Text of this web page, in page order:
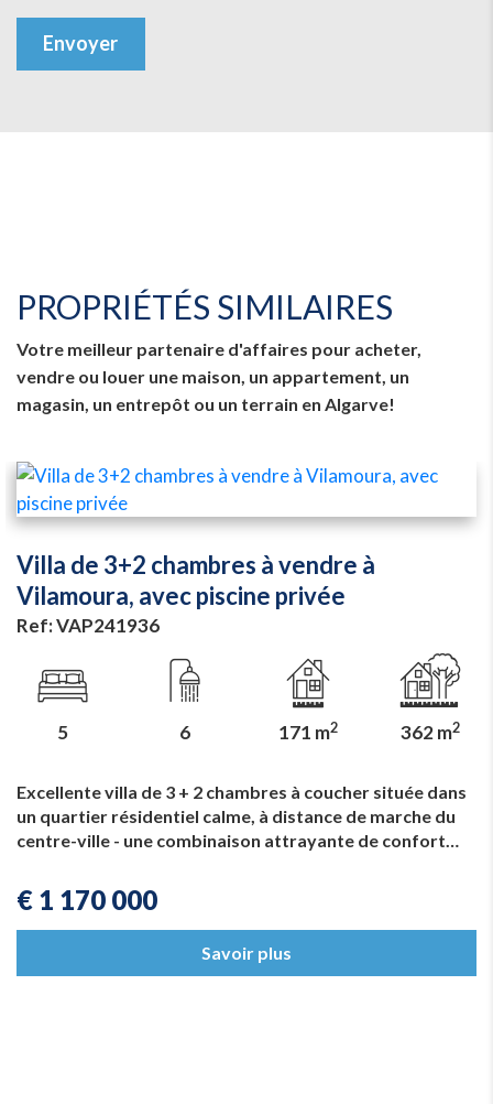
Envoyer
PROPRIÉTÉS SIMILAIRES
Votre meilleur partenaire d'affaires pour acheter,
vendre ou louer une maison, un appartement, un
magasin, un entrepôt ou un terrain en Algarve!
Villa de 3+2 chambres à vendre à
Vilamoura, avec piscine privée
Ref: VAP241936
5 6 171 m2 362 m2
Excellente villa de 3 + 2 chambres à coucher située dans
un quartier résidentiel calme, à distance de marche du
centre-ville - une combinaison attrayante de confort…
€ 1 170 000
Savoir plus